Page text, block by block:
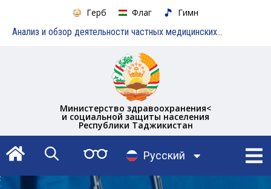
Герб Флаг
Гимн
Анализ и обзор деятельности частных медицинских учреждений
Министерство здравоохранения<
и социальной защиты населения
Республики Таджикистан
Русский
English
Тоҷикӣ